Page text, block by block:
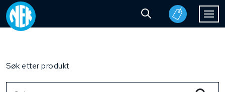
Søk etter produkt